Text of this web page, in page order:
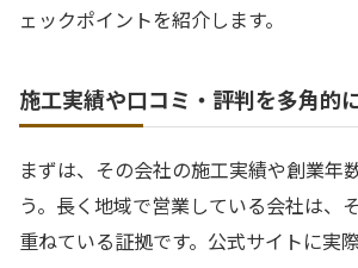
ェックポイントを紹介します。
施工実績や口コミ・評判を多角的
まずは、その会社の施工実績や創業年
う。長く地域で営業している会社は、
重ねている証拠です。公式サイトに実